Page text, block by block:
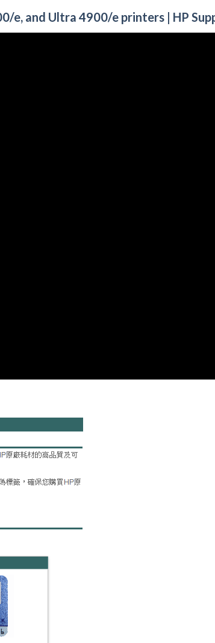
e, and Ultra 4900/e printers | HP